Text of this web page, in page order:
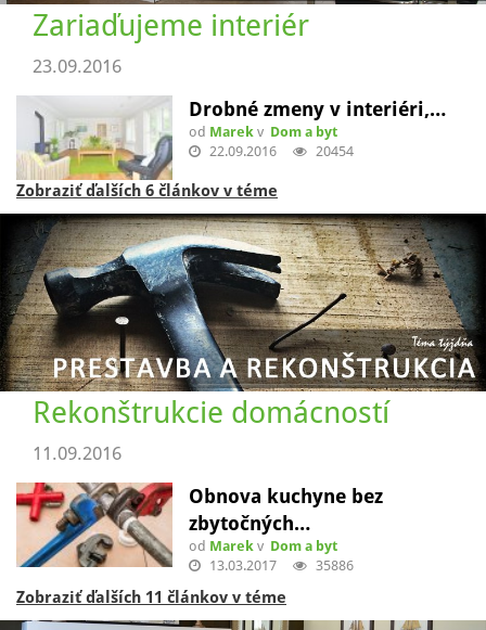
Zariaďujeme interiér
23.09.2016
Drobné zmeny v interiéri,…
od Marek v Dom a byt
22.09.2016
20454
Zobraziť ďalších 6 článkov v téme
Rekonštrukcie domácností
11.09.2016
Obnova kuchyne bez
zbytočných…
od Marek v Dom a byt
13.03.2017
35886
Zobraziť ďalších 11 článkov v téme